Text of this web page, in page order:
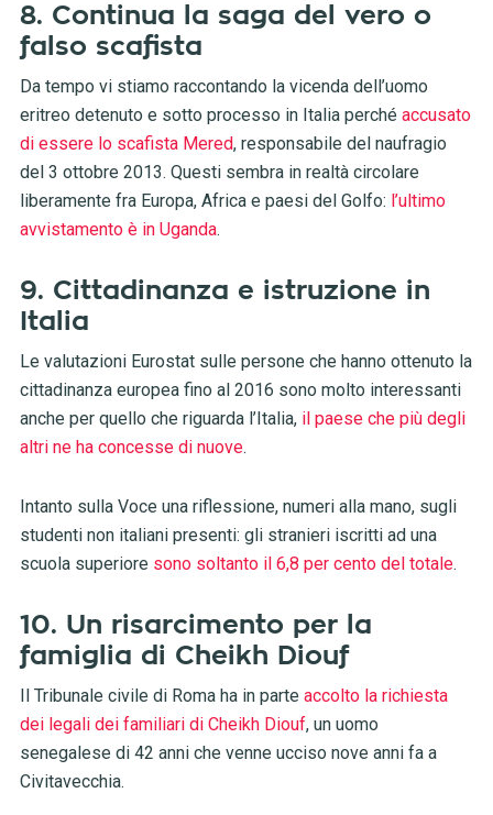
8. Continua la saga del vero o
falso scafista
Da tempo vi stiamo raccontando la vicenda dell’uomo
eritreo detenuto e sotto processo in Italia perché accusato
di essere lo scafista Mered, responsabile del naufragio
del 3 ottobre 2013. Questi sembra in realtà circolare
liberamente fra Europa, Africa e paesi del Golfo: l’ultimo
avvistamento è in Uganda.
9. Cittadinanza e istruzione in
Italia
Le valutazioni Eurostat sulle persone che hanno ottenuto la
cittadinanza europea fino al 2016 sono molto interessanti
anche per quello che riguarda l’Italia, il paese che più degli
altri ne ha concesse di nuove.
Intanto sulla Voce una riflessione, numeri alla mano, sugli
studenti non italiani presenti: gli stranieri iscritti ad una
scuola superiore sono soltanto il 6,8 per cento del totale.
10. Un risarcimento per la
famiglia di Cheikh Diouf
Il Tribunale civile di Roma ha in parte accolto la richiesta
dei legali dei familiari di Cheikh Diouf, un uomo
senegalese di 42 anni che venne ucciso nove anni fa a
Civitavecchia.